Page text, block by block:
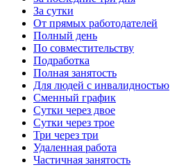
За сутки
От прямых работодателей
Полный день
По совместительству
Подработка
Полная занятость
Для людей с инвалидностью
Сменный график
Сутки через двое
Сутки через трое
Три через три
Удаленная работа
Частичная занятость